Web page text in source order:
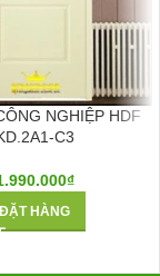
NGHIỆP HDF
C3
₫
ĐẶT HÀNG